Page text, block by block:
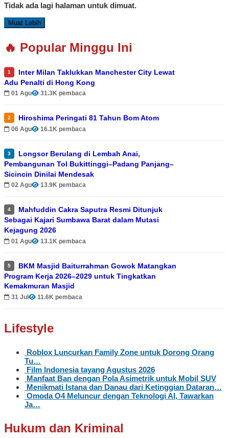
Tidak ada lagi halaman untuk dimuat.
Muat Lebih
🔥 Popular Minggu Ini
1
Inter Milan Taklukkan Manchester City Lewat
Adu Penalti di Hong Kong
01 Agu 31.3K pembaca
2 Hiroshima Peringati 81 Tahun Bom Atom
06 Agu 16.1K pembaca
3
Longsor Berulang di Lembah Anai,
Pembangunan Tol Bukittinggi–Padang Panjang–
Sicincin Dinilai Mendesak
02 Agu 13.9K pembaca
4
Mahfuddin Cakra Saputra Resmi Ditunjuk
Sebagai Kajari Sumbawa Barat dalam Mutasi
Kejagung 2026
01 Agu 13.1K pembaca
5
BKM Masjid Baiturrahman Gowok Matangkan
Program Kerja 2026–2029 untuk Tingkatkan
Kemakmuran Masjid
31 Jul 11.6K pembaca
Lifestyle
Roblox Luncurkan Family Zone untuk Dorong Orang
Tu…
Film Indonesia tayang Agustus 2026
Manfaat Ban dengan Pola Asimetrik untuk Mobil SUV
Menikmati Istana dan Danau dari Ketinggian Dataran…
Omoda O4 Meluncur dengan Teknologi AI, Tawarkan
Ja…
Hukum dan Kriminal